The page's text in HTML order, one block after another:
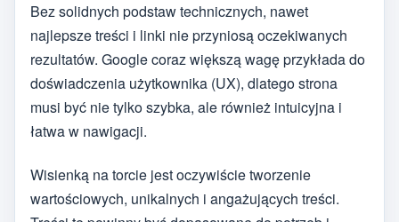
Bez solidnych podstaw technicznych, nawet
najlepsze treści i linki nie przyniosą oczekiwanych
rezultatów. Google coraz większą wagę przykłada do
doświadczenia użytkownika (UX), dlatego strona
musi być nie tylko szybka, ale również intuicyjna i
łatwa w nawigacji.
Wisienką na torcie jest oczywiście tworzenie
wartościowych, unikalnych i angażujących treści.